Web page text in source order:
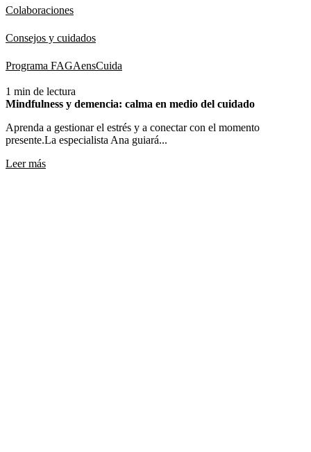
Colaboraciones
Consejos y cuidados
Programa FAGAensCuida
1 min de lectura
Mindfulness y demencia: calma en medio del cuidado
Aprenda a gestionar el estrés y a conectar con el momento
presente.La especialista Ana guiará...
Leer más